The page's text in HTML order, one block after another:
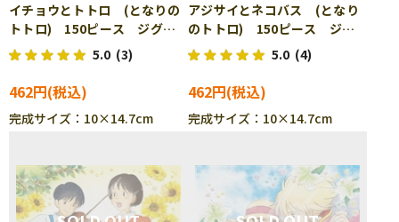
イチョウとトトロ (となりの
トトロ) 150ピース ジグソ
ーパズル ENS-150-G57
5.0 (3)
462円
完成サイズ：10×14.7cm
アジサイとネコバス (となり
のトトロ) 150ピース ジグ
ソーパズル ENS-150-G58
5.0 (4)
462円
完成サイズ：10×14.7cm